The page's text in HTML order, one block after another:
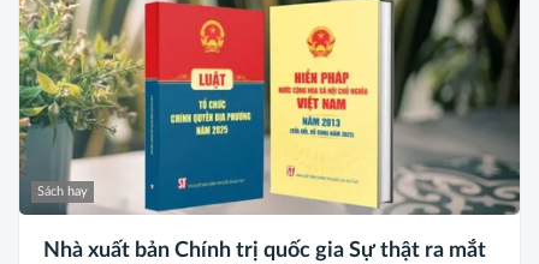
Sách hay
Nhà xuất bản Chính trị quốc gia Sự thật ra mắt